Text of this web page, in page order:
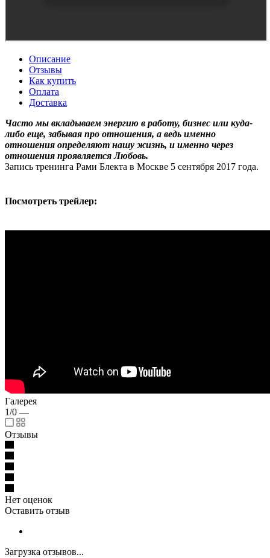
Описание
Отзывы
Как купить
Оплата
Доставка
Часто мы вкладываем энергию в работу, бизнес или куда-
либо еще, забывая про отношения, а ведь именно
отношения определяют нашу жизнь, и именно через
отношения проявляется Любовь.
Запись тренинга Рами Блекта в Москве 5 сентября 2017 года.
Посмотреть трейлер:
Галерея
1/0 —
Отзывы
Нет оценок
Оставить отзыв
Загрузка отзывов...